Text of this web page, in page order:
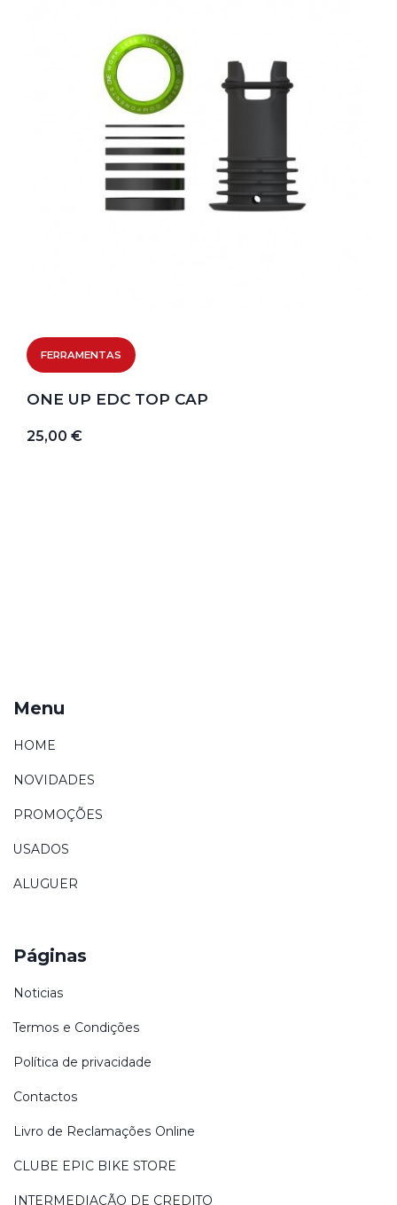
FERRAMENTAS
ONE UP EDC TOP CAP
25,00 €
Menu
HOME
NOVIDADES
PROMOÇÕES
USADOS
ALUGUER
Páginas
Noticias
Termos e Condições
Política de privacidade
Contactos
Livro de Reclamações Online
CLUBE EPIC BIKE STORE
INTERMEDIAÇÃO DE CREDITO